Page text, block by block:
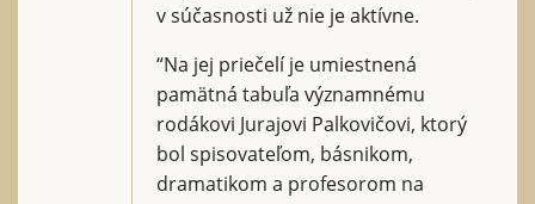
v súčasnosti už nie je aktívne.
“Na jej priečelí je umiestnená
pamätná tabuľa významnému
rodákovi Jurajovi Palkovičovi, ktorý
bol spisovateľom, básnikom,
dramatikom a profesorom na